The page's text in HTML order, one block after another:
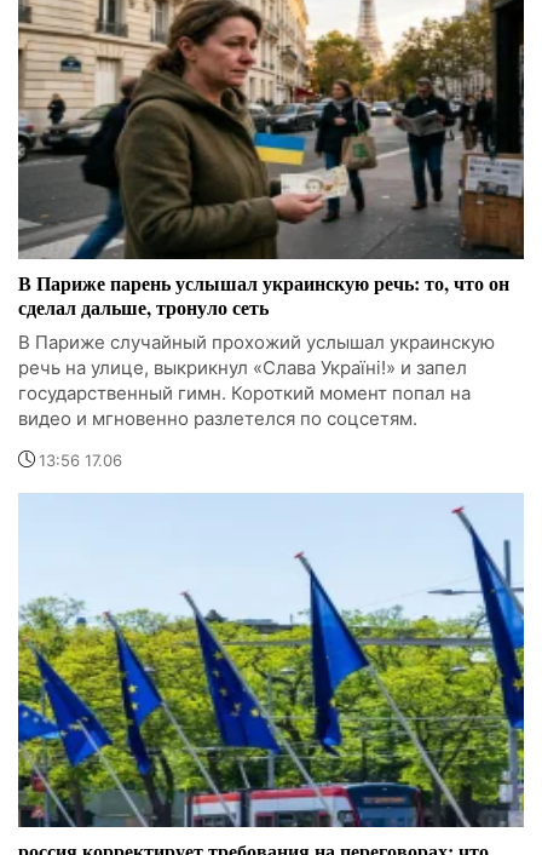
В Париже парень услышал украинскую речь: то, что он
сделал дальше, тронуло сеть
В Париже случайный прохожий услышал украинскую
речь на улице, выкрикнул «Слава Україні!» и запел
государственный гимн. Короткий момент попал на
видео и мгновенно разлетелся по соцсетям.
13:56 17.06